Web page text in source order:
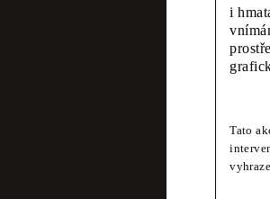
i
Tato